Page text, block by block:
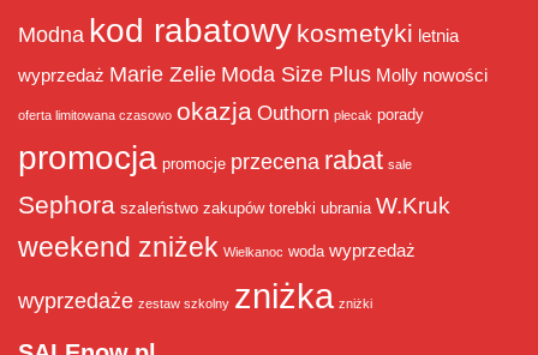
Modna kod rabatowy kosmetyki letnia
wyprzedaż Marie Zelie Moda Size Plus Molly nowości
oferta limitowana czasowo okazja Outhorn plecak porady
promocja promocje przecena rabat sale
Sephora szaleństwo zakupów torebki ubrania W.Kruk
weekend zniżek Wielkanoc woda wyprzedaż
wyprzedaże zestaw szkolny zniżka zniżki